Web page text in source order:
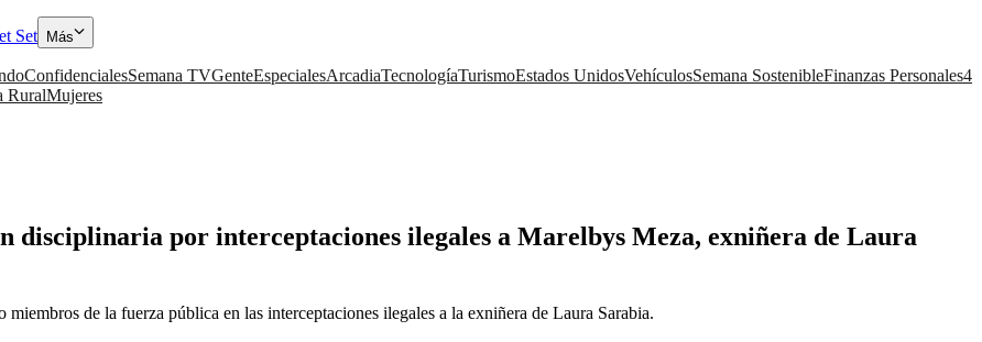
Set Más
ConfidencialesSemana TVGenteEspecialesArcadiaTecnologíaTurismoEstados UnidosVehículosSemana SostenibleFinanzas Personales4
RuralMujeres
por interceptaciones ilegales a Marelbys Meza, exniñera de Laura
de la fuerza pública en las interceptaciones ilegales a la exniñera de Laura Sarabia.